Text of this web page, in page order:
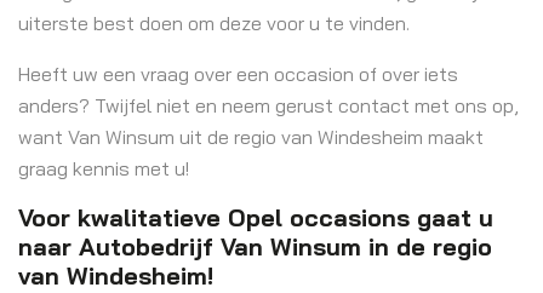
uiterste best doen om deze voor u te vinden.
Heeft uw een vraag over een occasion of over iets
anders? Twijfel niet en neem gerust contact met ons op,
want Van Winsum uit de regio van Windesheim maakt
graag kennis met u!
Voor kwalitatieve Opel occasions gaat u
naar Autobedrijf Van Winsum in de regio
van Windesheim!